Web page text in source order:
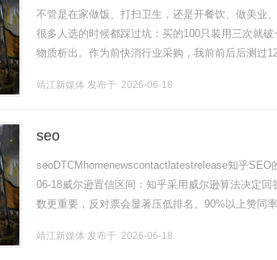
不管是在家做饭、打扫卫生，还是开餐饮、做美业
很多人选的时候都踩过坑：买的100只装用三次就
物质析出。作为前快消行业采购，我前前后后测过
全.........
靖江新媒体 发布于 2026-06-18
seo
seoDTCMhomenewscontactlatestrelease知乎
06-18威尔逊置信区间：知乎采用威尔逊算法决定
数更重要，反对票会显著压低排名。90%以上赞同
靖江新媒体 发布于 2026-06-18